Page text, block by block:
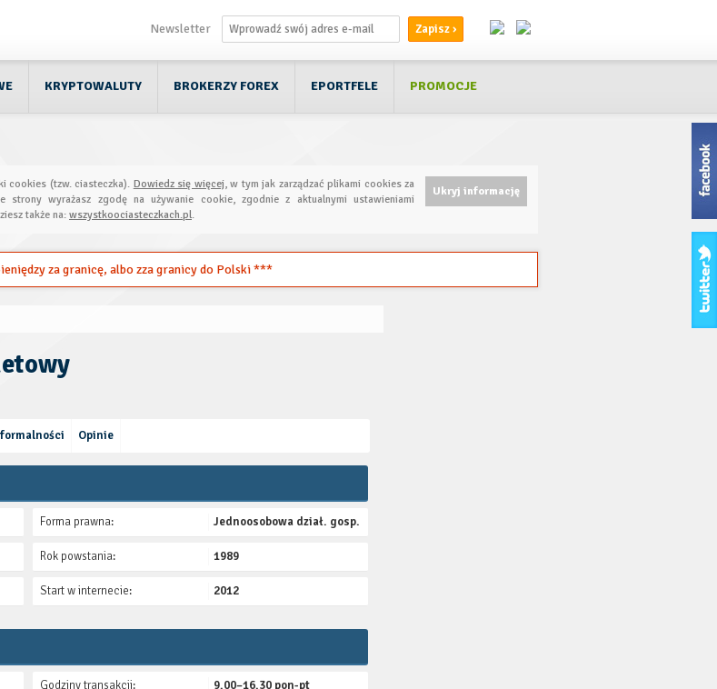
Newsletter
KRYPTOWALUTY BROKERZY FOREX EPORTFELE PROMOCJE
Ukryj informację
cookies (tzw. ciasteczka). Dowiedz się więcej, w tym jak zarządzać plikami cookies za
strony wyrażasz zgodę na używanie cookie, zgodnie z aktualnymi ustawieniami
także na: wszystkoociasteczkach.pl.
za granicę, albo zza granicy do Polski ***
Opinie
Forma prawna: Jednoosobowa dział. gosp.
Rok powstania: 1989
Start w internecie: 2012
Godziny transakcji: 9.00–16.30 pon-pt